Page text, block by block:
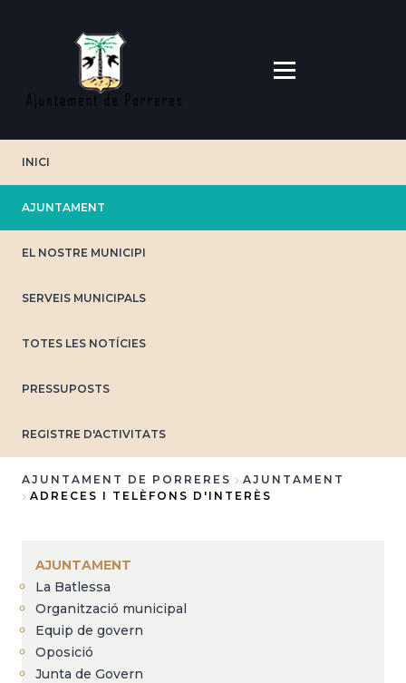
INICI
AJUNTAMENT
EL NOSTRE MUNICIPI
SERVEIS MUNICIPALS
TOTES LES NOTÍCIES
PRESSUPOSTS
REGISTRE D'ACTIVITATS
AJUNTAMENT DE PORRERES
AJUNTAMENT
ADRECES I TELÈFONS D'INTERÈS
AJUNTAMENT
La Batlessa
Organització municipal
Equip de govern
Oposició
Junta de Govern